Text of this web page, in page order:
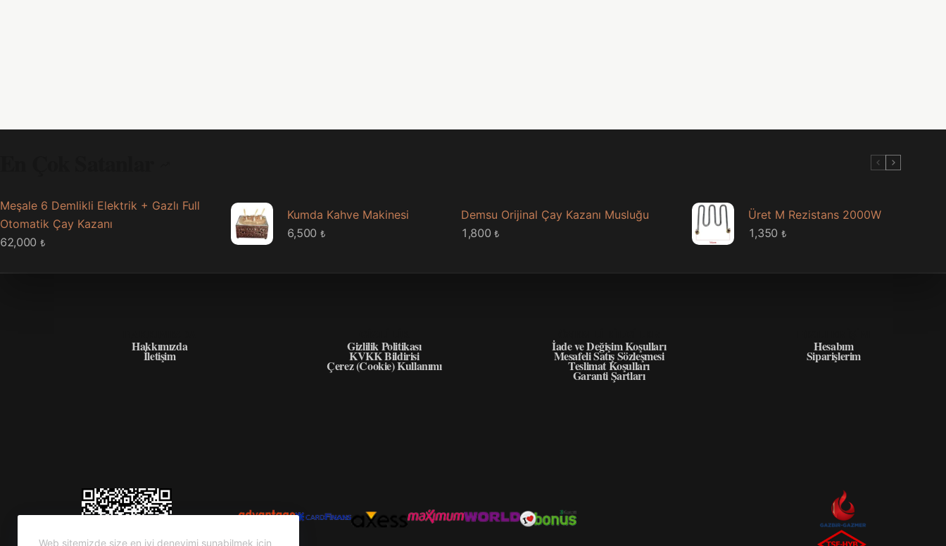
Web sitemizde size en iyi deneyimi sunabilmek için
Meşale 6 Demlikli Elektrik + Gazlı Full
Otomatik Çay Kazanı
62,000 ₺
Kumda Kahve Makinesi
6,500 ₺
Demsu Orijinal Çay Kazanı Musluğu
1,800₺
Üret M Rezistans 2000W
1,350 ₺
Hakkımızda
İletişim
Gizlilik Politikası
KVKK Bildirisi
Çerez (Cookie) Kullanımı
İade ve Değişim Koşulları
Mesafeli Satış Sözleşmesi
Teslimat Koşulları
Garanti Şartları
Hesabım
Siparişlerim